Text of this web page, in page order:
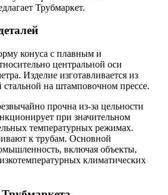
Трубмаркет.
конуса с плавным и
центральной оси
Изделие изготавливается из
на штамповочном прессе.
прочна из-за цельности
при значительном
температурных режимах.
к трубам. Основной
включая объекты,
климатических